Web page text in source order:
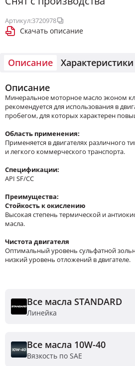
Артикул:3720978
Скачать описание
Описание Характеристики
Описание
Минеральное моторное масло эконом
рекомендуется для использования в
пробегом, для которых характерен
Область применения:
Применяется в двигателях различного
и легкого коммерческого транспорта.
Спецификации:
API SF/CC
Преимущества:
Стойкость к окислению
Высокая степень термической и
масла.
Чистота двигателя
Оптимальный уровень сульфатной
низкий уровень отложений в двигателе.
Все масла STANDARD
Линейка
Все масла 10W-40
Вязкость по SAE